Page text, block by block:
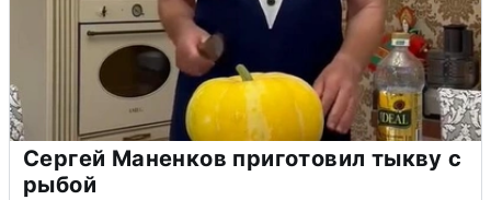
Сергей Маненков приготовил тыкву с
рыбой